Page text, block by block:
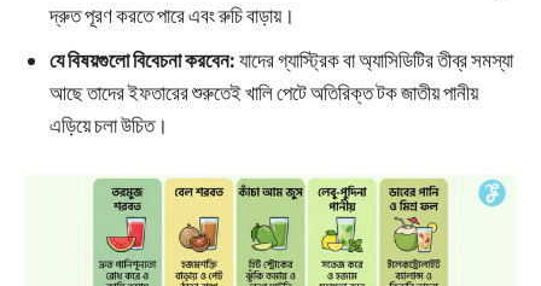
দ্রুত পূরণ করতে পারে এবং রুচি বাড়ায়।
যে বিষয়গুলো বিবেচনা করবেন:যাদের গ্যাস্ট্রিক বা অ্যাসিডিটির তীব্র সমস্যা
আছে তাদের ইফতারের শুরুতেই খালি পেটে অতিরিক্ত টক জাতীয় পানীয়
এড়িয়ে চলা উচিত।